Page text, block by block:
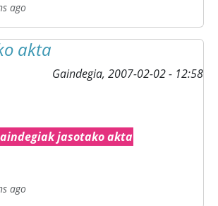
ago
akta
Gaindegia, 2007-02-02 - 12:58
jasotako akta
ago